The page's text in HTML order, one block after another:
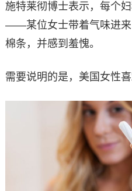
施特莱彻博士表示，每个
——某位女士带着气味进来
棉条，并感到羞愧。
需要说明的是，美国女性喜